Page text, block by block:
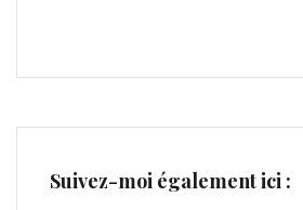
Suivez-moi également ici :